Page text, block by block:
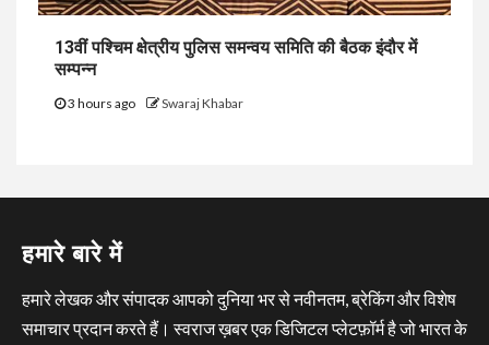
13वीं पश्चिम क्षेत्रीय पुलिस समन्वय समिति की बैठक इंदौर में
सम्पन्न
3 hours ago Swaraj Khabar
हमारे बारे में
हमारे लेखक और संपादक आपको दुनिया भर से नवीनतम, ब्रेकिंग और विशेष
समाचार प्रदान करते हैं। स्वराज ख़बर एक डिजिटल प्लेटफ़ॉर्म है जो भारत के